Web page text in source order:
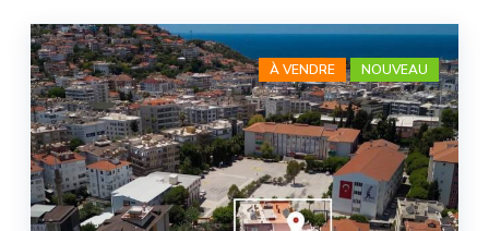
À VENDRE NOUVEAU